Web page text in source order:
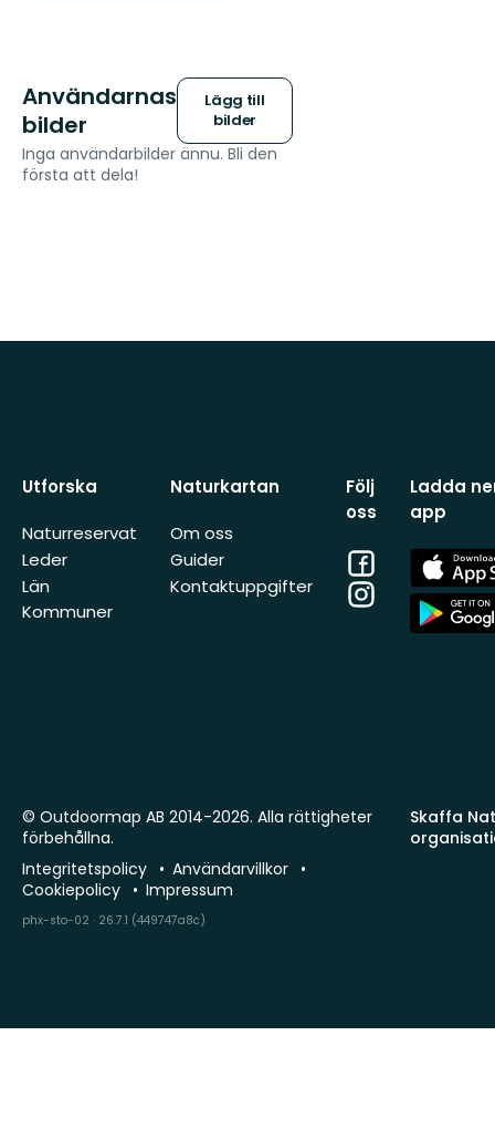
Användarnas
bilder
Lägg till
bilder
Inga användarbilder ännu. Bli den
första att dela!
Utforska
Naturreservat
Leder
Län
Kommuner
Naturkartan
Om oss
Guider
Kontaktuppgifter
Följ
oss
Facebook
Instagram
Ladda
app
App
Store
App
Store
Skaffa
© Outdoormap AB 2014-2026. Alla rättigheter
förbehållna.
Integritetspolicy
Användarvillkor
Cookiepolicy
Impressum
phx-sto-02 · 26.7.1 (449747a8c)